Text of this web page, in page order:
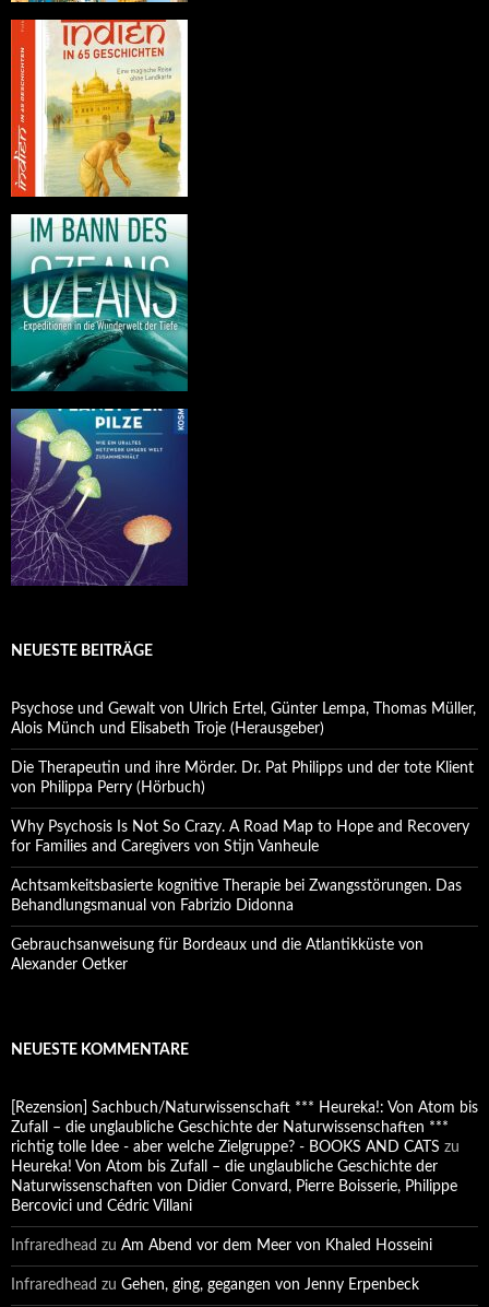
NEUESTE BEITRÄGE
Psychose und Gewalt von Ulrich Ertel, Günter Lempa, Thomas Müller,
Alois Münch und Elisabeth Troje (Herausgeber)
Die Therapeutin und ihre Mörder. Dr. Pat Philipps und der tote Klient
von Philippa Perry (Hörbuch)
Why Psychosis Is Not So Crazy. A Road Map to Hope and Recovery
for Families and Caregivers von Stijn Vanheule
Achtsamkeitsbasierte kognitive Therapie bei Zwangsstörungen. Das
Behandlungsmanual von Fabrizio Didonna
Gebrauchsanweisung für Bordeaux und die Atlantikküste von
Alexander Oetker
NEUESTE KOMMENTARE
[Rezension] Sachbuch/Naturwissenschaft *** Heureka!: Von Atom bis
Zufall – die unglaubliche Geschichte der Naturwissenschaften ***
richtig tolle Idee - aber welche Zielgruppe? - BOOKS AND CATS zu
Heureka! Von Atom bis Zufall – die unglaubliche Geschichte der
Naturwissenschaften von Didier Convard, Pierre Boisserie, Philippe
Bercovici und Cédric Villani
Infraredhead zu Am Abend vor dem Meer von Khaled Hosseini
Infraredhead zu Gehen, ging, gegangen von Jenny Erpenbeck